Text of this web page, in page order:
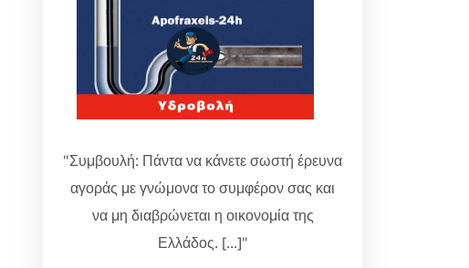
"Συμβουλή: Πάντα να κάνετε σωστή έρευνα
αγοράς με γνώμονα το συμφέρον σας και
να μη διαβρώνεται η οικονομία της
Ελλάδος. [...]"